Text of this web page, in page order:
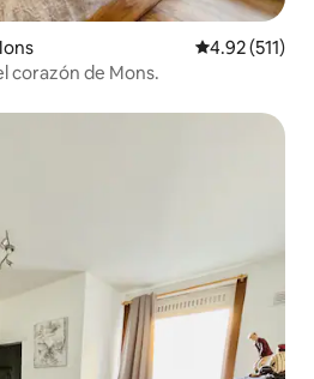
Calificación
4.92 (511)
corazón de Mons.